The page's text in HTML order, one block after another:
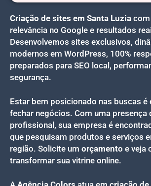
Criação de sites em Santa Luzia
relevância no Google e resultados
Desenvolvemos sites exclusivos,
modernos em WordPress, 100%
preparados para SEO local,
segurança.
Estar bem posicionado nas buscas é
fechar negócios. Com uma presença
profissional, sua empresa é
que pesquisam produtos e serviços
região. Solicite um orçamento e veja
transformar sua vitrine online.